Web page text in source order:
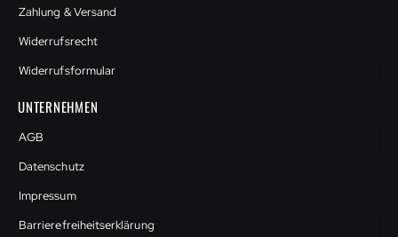
Zahlung & Versand
Widerrufsrecht
Widerrufsformular
UNTERNEHMEN
AGB
Datenschutz
Impressum
Barrierefreiheitserklärung